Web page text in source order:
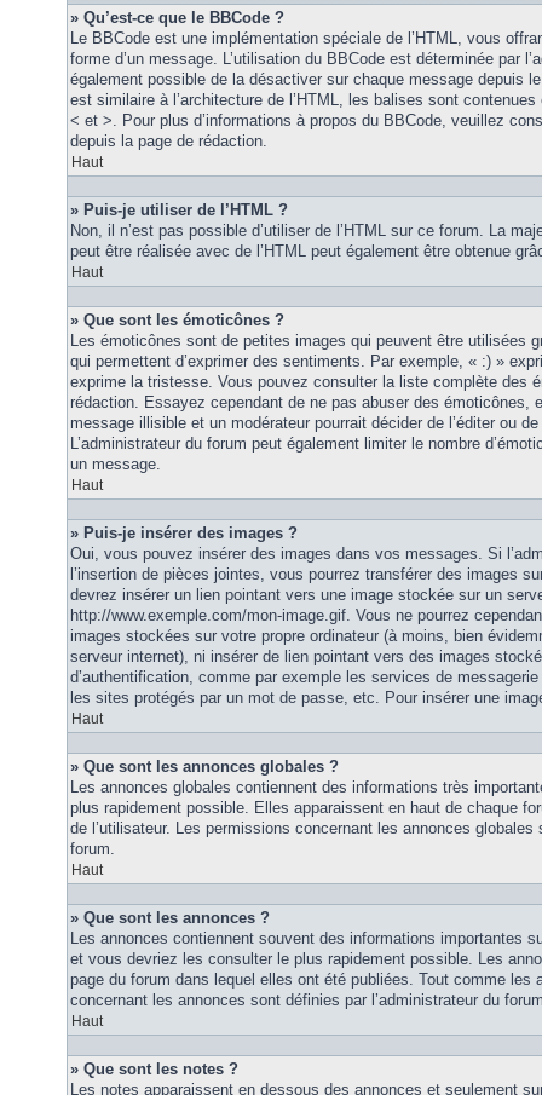
» Qu’est-ce que le BBCode ?
Le BBCode est une implémentation spéciale de l’HTML, vous
forme d’un message. L’utilisation du BBCode est déterminée par
également possible de la désactiver sur chaque message depuis
est similaire à l’architecture de l’HTML, les balises sont
< et >. Pour plus d’informations à propos du BBCode, veuillez
depuis la page de rédaction.
Haut
» Puis-je utiliser de l’HTML ?
Non, il n’est pas possible d’utiliser de l’HTML sur ce forum. La
peut être réalisée avec de l’HTML peut également être obtenue
Haut
» Que sont les émoticônes ?
Les émoticônes sont de petites images qui peuvent être utilisées
qui permettent d’exprimer des sentiments. Par exemple, « :) »
exprime la tristesse. Vous pouvez consulter la liste complète des
rédaction. Essayez cependant de ne pas abuser des émoticônes,
message illisible et un modérateur pourrait décider de l’éditer ou
L’administrateur du forum peut également limiter le nombre
un message.
Haut
» Puis-je insérer des images ?
Oui, vous pouvez insérer des images dans vos messages. Si
l’insertion de pièces jointes, vous pourrez transférer des images
devrez insérer un lien pointant vers une image stockée sur un
http://www.exemple.com/mon-image.gif. Vous ne pourrez
images stockées sur votre propre ordinateur (à moins, bien
serveur internet), ni insérer de lien pointant vers des images
d’authentification, comme par exemple les services de
les sites protégés par un mot de passe, etc. Pour insérer une
Haut
» Que sont les annonces globales ?
Les annonces globales contiennent des informations très
plus rapidement possible. Elles apparaissent en haut de chaque
de l’utilisateur. Les permissions concernant les annonces globales
forum.
Haut
» Que sont les annonces ?
Les annonces contiennent souvent des informations importantes
et vous devriez les consulter le plus rapidement possible. Les
page du forum dans lequel elles ont été publiées. Tout comme les
concernant les annonces sont définies par l’administrateur du
Haut
» Que sont les notes ?
Les notes apparaissent en dessous des annonces et seulement